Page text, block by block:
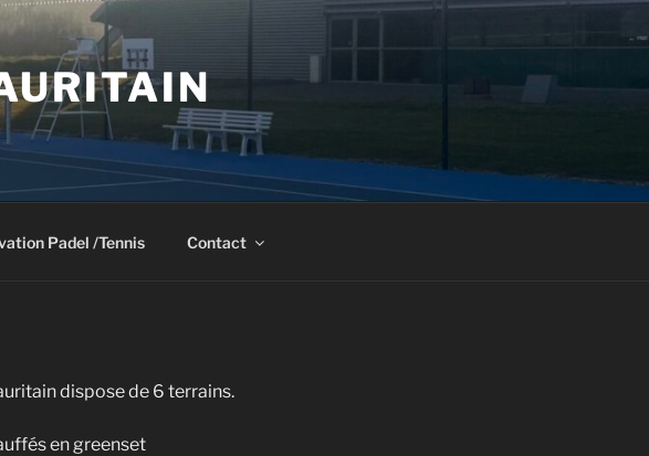
Padel /Tennis Contact
dispose de 6 terrains.
en greenset